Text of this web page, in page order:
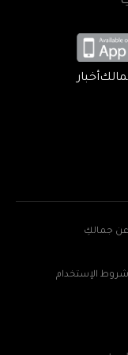
أخبار
عن جمالكِ
شروط الإستخدام